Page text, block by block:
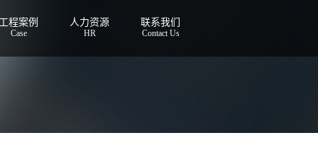
工程案例
Case
人力资源
HR
联系我们
Contact Us